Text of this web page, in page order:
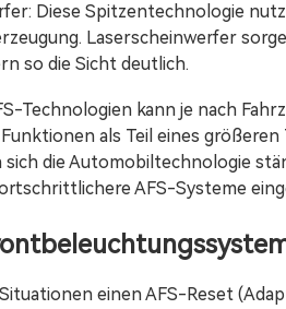
Diese Spitzentechnologie
Laserscheinwerfer
so die Sicht deutlich.
Technologien kann je nach
als Teil eines
sich die Automobiltechnologie
AFS-Systeme
einen AFS-Reset